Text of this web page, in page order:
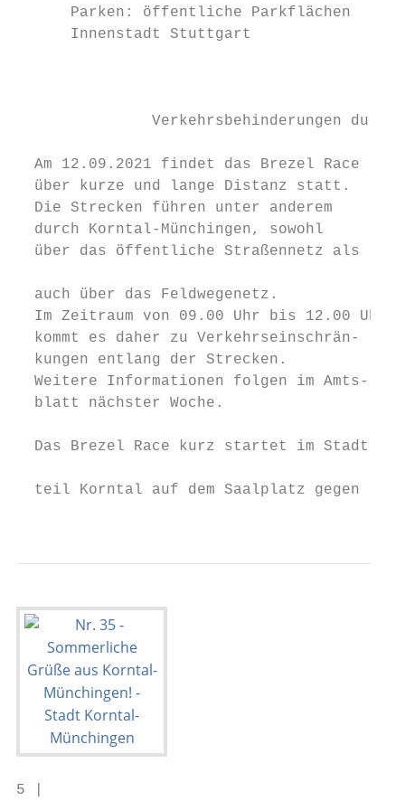
Parken: öffentliche Parkflächen
Innenstadt Stuttgart
Verkehrsbehinderungen
Am 12.09.2021 findet das Brezel Race
über kurze und lange Distanz statt.
Die Strecken führen unter anderem
durch Korntal-Münchingen, sowohl
über das öffentliche Straßennetz als
auch über das Feldwegenetz.
Im Zeitraum von 09.00 Uhr bis 12.00 Uhr
kommt es daher zu Verkehrseinschrän-
kungen entlang der Strecken.
Weitere Informationen folgen im Amts-
blatt nächster Woche.
Das Brezel Race kurz startet im Stadt-
teil Korntal auf dem Saalplatz gegen
5 |